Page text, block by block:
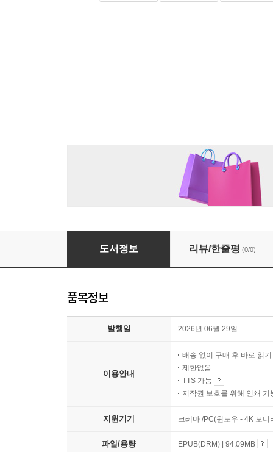
마크 트웨인을 읽다
도서정보 리뷰/한줄평 (0/0)
품목정보
발행일 2026년 06월 29일
이용안내
배송 없이 구매 후 바로 읽기
제한없음
TTS 가능
저작권 보호를 위해 인쇄 기
지원기기 크레마 /PC(윈도우 - 4K 모
파일/용량 EPUB(DRM) | 94.09MB